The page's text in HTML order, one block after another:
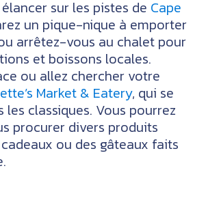
sur les pistes de Cape
un pique-nique à emporter
arrêtez-vous au chalet pour
et boissons locales.
ou allez chercher votre
Market & Eatery, qui se
les classiques. Vous pourrez
procurer divers produits
cadeaux ou des gâteaux faits